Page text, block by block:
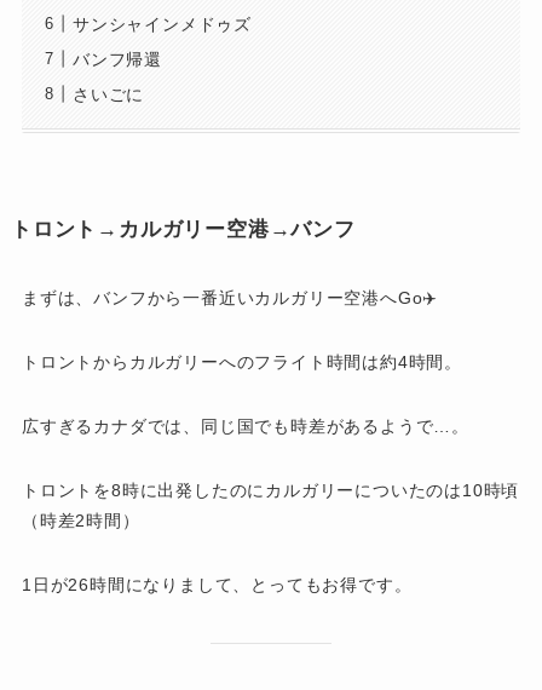
サンシャインメドゥズ
バンフ帰還
さいごに
トロント→カルガリー空港→バンフ
まずは、バンフから一番近いカルガリー空港へGo✈️
トロントからカルガリーへのフライト時間は約4時間。
広すぎるカナダでは、同じ国でも時差があるようで…。
トロントを8時に出発したのにカルガリーについたのは10時頃
（時差2時間）
1日が26時間になりまして、とってもお得です。